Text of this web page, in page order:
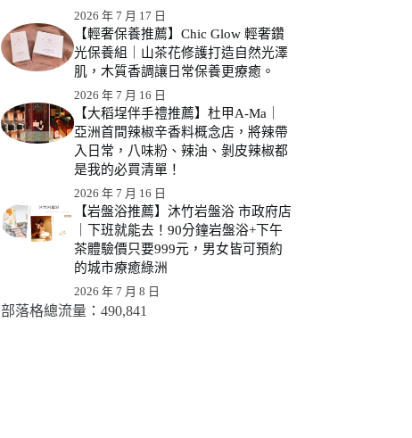
2026 年 7 月 17 日
【輕奢保養推薦】Chic Glow 輕奢鑽
光保養組｜山茶花修護打造自然光澤
肌，木質香調讓日常保養更療癒。
2026 年 7 月 16 日
【大稻埕伴手禮推薦】杜甲A-Ma｜
亞洲首間辣椒辛香料概念店，將辣帶
入日常，八味粉、辣油、剝皮辣椒都
是我的必買清單！
2026 年 7 月 16 日
【岩盤浴推薦】沐竹岩盤浴 市政府店
｜下班就能去！90分鐘岩盤浴+下午
茶體驗價只要999元，男女皆可預約
的城市療癒綠洲
2026 年 7 月 8 日
部落格總流量：​490,841